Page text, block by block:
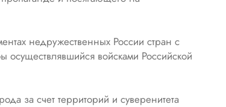
недружественных России стран с
осуществлявшийся войсками Российской
за счет территорий и суверенитета